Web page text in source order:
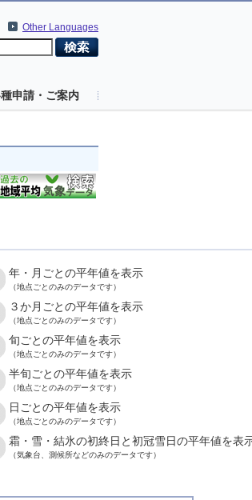
Other Languages
申請・ご案内
年・月ごとの平年値を表示
（地点ごとのみのデータです）
３か月ごとの平年値を表示
（地点ごとのみのデータです）
旬ごとの平年値を表示
（地点ごとのみのデータです）
半旬ごとの平年値を表示
（地点ごとのみのデータです）
日ごとの平年値を表示
（地点ごとのみのデータです）
霜・雪・結氷の初終日と初冠雪日の平年値を表
（気象台、測候所などのみのデータです）